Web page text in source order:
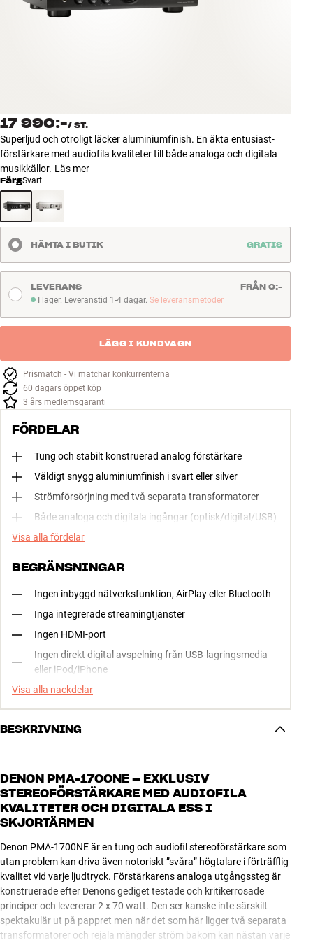
Tillbehör
NYHETER
ERBJUDANDEN
Hitta Butik
Kundtjänst
Logga in
Bygg med ljud
Företag
17 990:-/ ST.
Superljud och otroligt läcker aluminiumfinish. En äkta entusiast-
förstärkare med audiofila kvaliteter till både analoga och digitala
musikkällor. Läs mer
FärgSvart
HÄMTA I BUTIK GRATIS
I lager. Leveranstid 1-4 dagar
I lager. Leveranstid 1-4 dagar. Se leveransmetoder
LEVERANS FRÅN 0:-
LÄGG I KUNDVAGN
Prismatch - Vi matchar konkurrenterna
60 dagars öppet köp
3 års medlemsgaranti
FÖRDELAR
Tung och stabilt konstruerad analog förstärkare
Väldigt snygg aluminiumfinish i svart eller silver
Strömförsörjning med två separata transformatorer
Både analoga och digitala ingångar (optisk/digital/USB)
Visa alla fördelar
BEGRÄNSNINGAR
Ingen inbyggd nätverksfunktion, AirPlay eller Bluetooth
Inga integrerade streamingtjänster
Ingen HDMI-port
Ingen direkt digital avspelning från USB-lagringsmedia
eller iPod/iPhone
Visa alla nackdelar
BESKRIVNING
DENON PMA-1700NE – EXKLUSIV
STEREOFÖRSTÄRKARE MED AUDIOFILA
KVALITETER OCH DIGITALA ESS I
SKJORTÄRMEN
Denon PMA-1700NE är en tung och audiofil stereoförstärkare som
utan problem kan driva även notoriskt ”svåra” högtalare i förträfflig
kvalitet vid varje ljudtryck. Förstärkarens analoga utgångssteg är
konstruerade efter Denons gediget testade och kritikerrosade
principer och levererar 2 x 70 watt. Den ser kanske inte särskilt
spektakulär ut på pappret men när det som här ligger två separata
transformatorer och rejäla mängder ström bakom kan nästan varje